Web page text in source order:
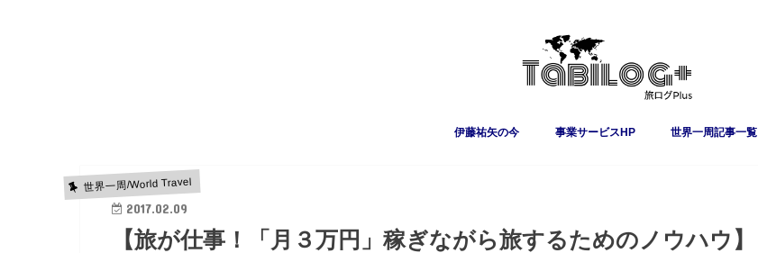
伊藤祐矢の今 事業サービスHP 世界一周記事一覧
世界一周/World Travel
2017.02.09
【旅が仕事！「月３万円」稼ぎながら旅するためのノウハウ】